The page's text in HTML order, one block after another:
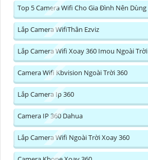
Top 5 Camera Wifi Cho Gia Đình Nên Dùng
Lắp Camera WifiThân Ezviz
Lắp Camera Wifi Xoay 360 Imou Ngoài Trời
Camera Wifi Kbvision Ngoài Trời 360
Lắp Camera Ip 360
Camera IP 360 Dahua
Lắp Camera Wifi Ngoài Trời Xoay 360